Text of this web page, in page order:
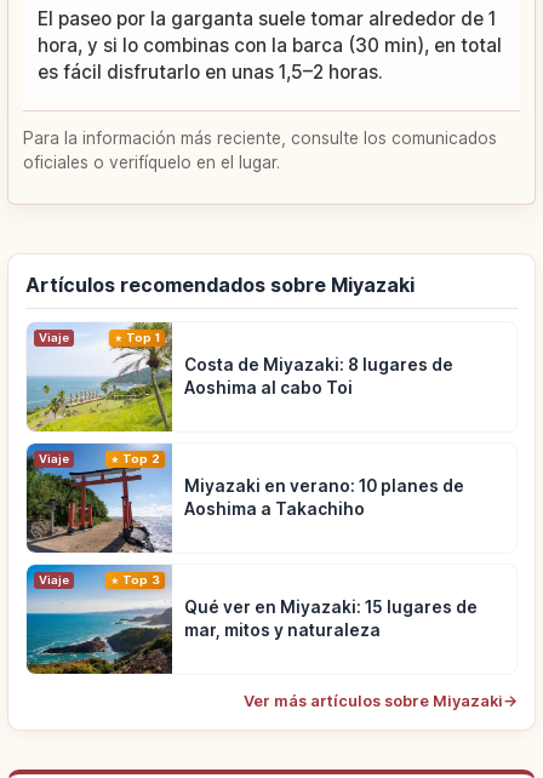
El paseo por la garganta suele tomar alrededor de 1
hora, y si lo combinas con la barca (30 min), en total
es fácil disfrutarlo en unas 1,5–2 horas.
Para la información más reciente, consulte los comunicados
oficiales o verifíquelo en el lugar.
Artículos recomendados sobre Miyazaki
Viaje Top 1
Costa de Miyazaki: 8 lugares de
Aoshima al cabo Toi
Viaje Top 2
Miyazaki en verano: 10 planes de
Aoshima a Takachiho
Viaje Top 3
Qué ver en Miyazaki: 15 lugares de
mar, mitos y naturaleza
Ver más artículos sobre Miyazaki→